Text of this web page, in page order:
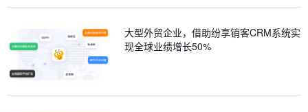
大型外贸企业，借助纷享销客CRM系统实
现全球业绩增长50%